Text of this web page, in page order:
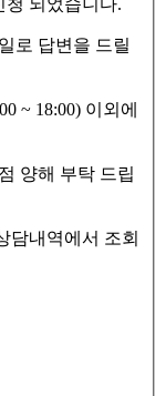
청 되었습니다.
로 답변을 드릴
~ 18:00) 이외에
양해 부탁 드립
담내역에서 조회